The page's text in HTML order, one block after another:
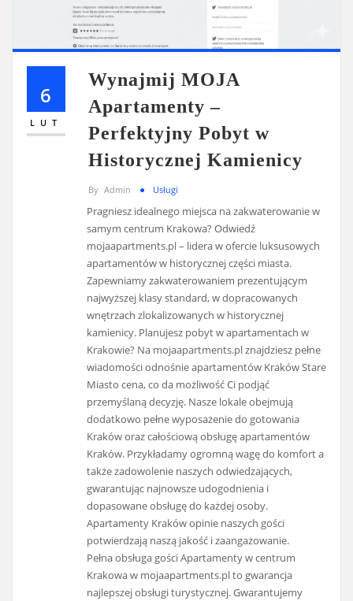
6
LUT
Wynajmij MOJA
Apartamenty –
Perfektyjny Pobyt w
Historycznej Kamienicy
By Admin Usługi
Pragniesz idealnego miejsca na zakwaterowanie w
samym centrum Krakowa? Odwiedź
mojaapartments.pl – lidera w ofercie luksusowych
apartamentów w historycznej części miasta.
Zapewniamy zakwaterowaniem prezentującym
najwyższej klasy standard, w dopracowanych
wnętrzach zlokalizowanych w historycznej
kamienicy. Planujesz pobyt w apartamentach w
Krakowie? Na mojaapartments.pl znajdziesz pełne
wiadomości odnośnie apartamentów Kraków Stare
Miasto cena, co da możliwość Ci podjąć
przemyślaną decyzję. Nasze lokale obejmują
dodatkowo pełne wyposażenie do gotowania
Kraków oraz całościową obsługę apartamentów
Kraków. Przykładamy ogromną wagę do komfort a
także zadowolenie naszych odwiedzających,
gwarantując najnowsze udogodnienia i
dopasowane obsługę do każdej osoby​.
Apartamenty Kraków opinie naszych gości
potwierdzają naszą jakość i zaangażowanie.
Pełna obsługa gości Apartamenty w centrum
Krakowa w mojaapartments.pl to gwarancja
najlepszej obsługi turystycznej. Gwarantujemy